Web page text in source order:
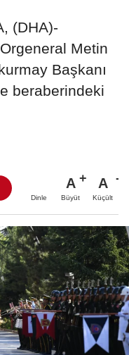
(DHA)-
Metin
Başkanı
beraberindeki
Dinle
A
Büyüt
A
Küçült